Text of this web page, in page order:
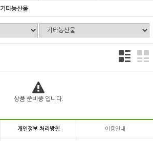
기타농산물
상품 준비중 입니다.
개인정보 처리방침 이용안내